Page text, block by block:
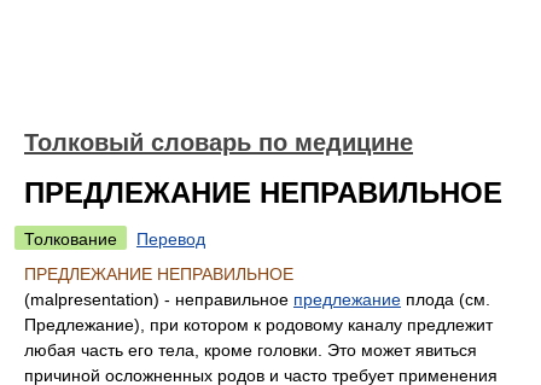
Толковый словарь по медицине
ПРЕДЛЕЖАНИЕ НЕПРАВИЛЬНОЕ
Толкование
Перевод
ПРЕДЛЕЖАНИЕ НЕПРАВИЛЬНОЕ
(malpresentation) - неправильное предлежание плода (см.
Предлежание), при котором к родовому каналу предлежит
любая часть его тела, кроме головки. Это может явиться
причиной осложненных родов и часто требует применения